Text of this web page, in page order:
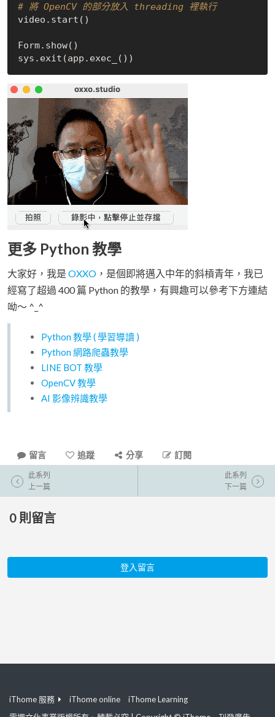
# 將 OpenCV 的部分放入 threading 裡執行
video.start()
Form.show()
更多 Python 教學
大家好，我是 OXXO ，是個即將邁入中年的斜槓青年，我已
經寫了超過 400 篇 Python 的教學，有興趣可以參考下方連結
呦～ ^_^
Python 教學 ( 學習導讀 )
Python 網路爬蟲教學
LINE BOT 教學
OpenCV 教學
AI 影像辨識教學
留言 追蹤 分享 訂閱
此系列
上一篇
此系列
下一篇
0 則留言
登入留言
iThome 服務 iThome online
iThome Learning